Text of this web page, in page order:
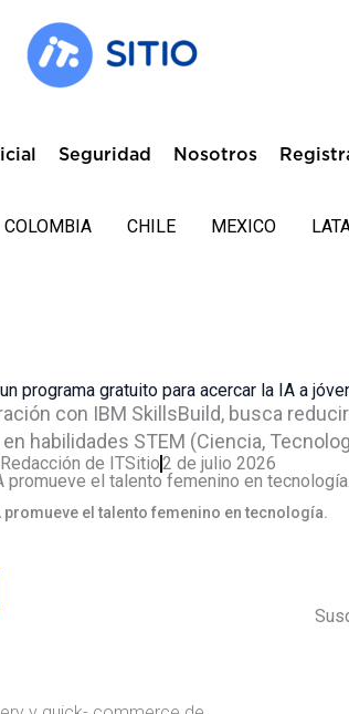
Seguridad Nosotros
COLOMBIA CHILE MEXICO
programa gratuito para acercar la IA a
con IBM SkillsBuild, busca
habilidades STEM (Ciencia,
Redacción de ITSitio2 de julio 2026
promueve el talento femenino en tecnología.